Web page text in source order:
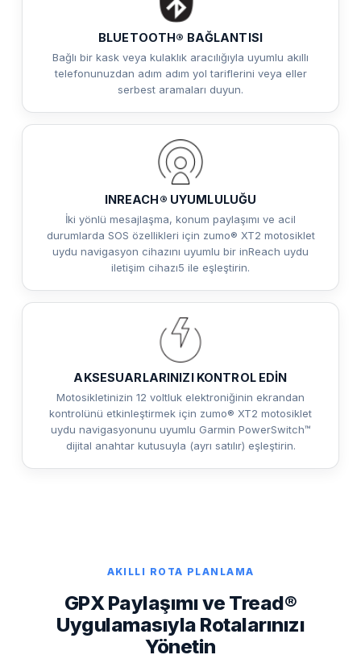
BLUETOOTH® BAĞLANTISI
Bağlı bir kask veya kulaklık aracılığıyla uyumlu akıllı
telefonunuzdan adım adım yol tariflerini veya eller
serbest aramaları duyun.
INREACH® UYUMLULUĞU
İki yönlü mesajlaşma, konum paylaşımı ve acil
durumlarda SOS özellikleri için zumo® XT2 motosiklet
uydu navigasyon cihazını uyumlu bir inReach uydu
iletişim cihazı5 ile eşleştirin.
AKSESUARLARINIZI KONTROL EDİN
Motosikletinizin 12 voltluk elektroniğinin ekrandan
kontrolünü etkinleştirmek için zumo® XT2 motosiklet
uydu navigasyonunu uyumlu Garmin PowerSwitch™
dijital anahtar kutusuyla (ayrı satılır) eşleştirin.
AKILLI ROTA PLANLAMA
GPX Paylaşımı ve Tread®
Uygulamasıyla Rotalarınızı
Yönetin